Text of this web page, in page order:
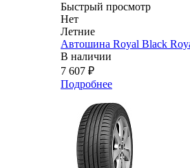
Быстрый просмотр
Нет
Летние
Автошина Royal Black
В наличии
7 607 ₽
Подробнее